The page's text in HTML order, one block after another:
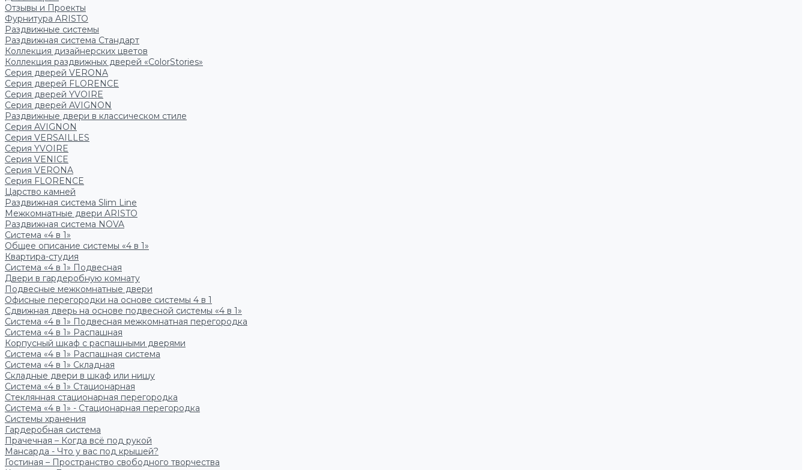
Отзывы и Проекты
Фурнитура ARISTO
Раздвижные системы
Раздвижная система Стандарт
Коллекция дизайнерских цветов
Коллекция раздвижных дверей «ColorStories»
Серия дверей VERONA
Серия дверей FLORENCE
Серия дверей YVOIRE
Серия дверей AVIGNON
Раздвижные двери в классическом стиле
Серия AVIGNON
Серия VERSAILLES
Серия YVOIRE
Серия VENICE
Серия VERONA
Серия FLORENCE
Царство камней
Раздвижная система Slim Line
Межкомнатные двери ARISTO
Раздвижная система NOVA
Система «4 в 1»
Общее описание системы «4 в 1»
Квартира-студия
Система «4 в 1» Подвесная
Двери в гардеробную комнату
Подвесные межкомнатные двери
Офисные перегородки на основе системы 4 в 1
Сдвижная дверь на основе подвесной системы «4 в 1»
Система «4 в 1» Подвесная межкомнатная перегородка
Система «4 в 1» Распашная
Корпусный шкаф с распашными дверями
Система «4 в 1» Распашная система
Система «4 в 1» Складная
Складные двери в шкаф или нишу
Система «4 в 1» Стационарная
Стеклянная стационарная перегородка
Система «4 в 1» - Стационарная перегородка
Системы хранения
Гардеробная система
Прачечная – Когда всё под рукой
Мансарда - Что у вас под крышей?
Гостиная – Пространство свободного творчества